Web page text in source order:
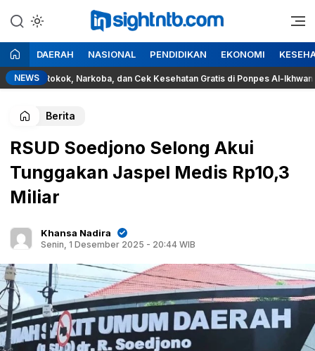
ke
konten
Insight NTB
Berita Seputar NTB
DAERAH NASIONAL PENDIDIKAN EKONOMI
NEWS
Rokok, Narkoba, dan Cek Kesehatan Gratis di Ponpes Al-Ikhwan Sesait
Berita
RSUD Soedjono Selong Akui
Tunggakan Jaspel Medis Rp10,3
Miliar
Khansa Nadira
Senin, 1 Desember 2025 - 20:44 WIB